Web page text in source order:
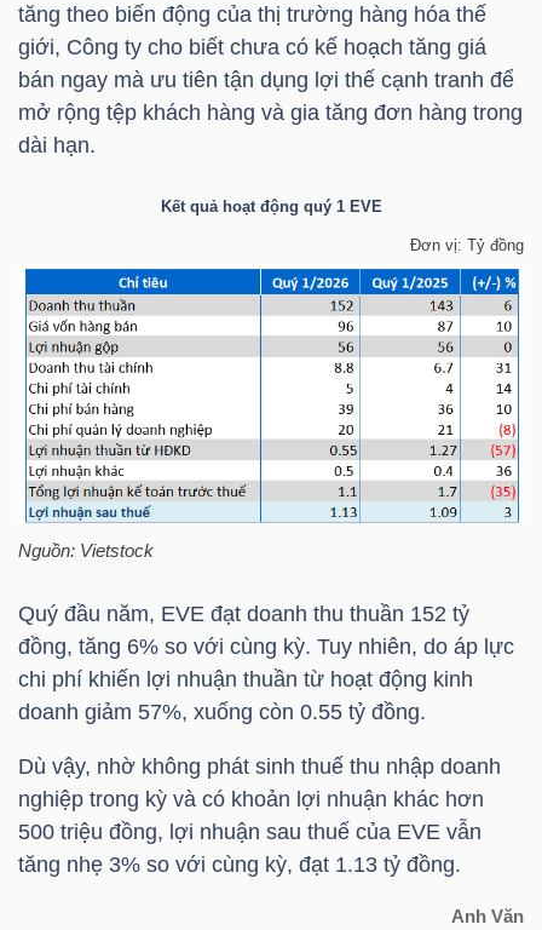
tăng theo biến động của thị trường hàng hóa thế
giới, Công ty cho biết chưa có kế hoạch tăng giá
bán ngay mà ưu tiên tận dụng lợi thế cạnh tranh để
mở rộng tệp khách hàng và gia tăng đơn hàng trong
dài hạn.
Kết quả hoạt động quý 1 EVE
Đơn vị: Tỷ đồng
Nguồn: Vietstock
Quý đầu năm, EVE đạt doanh thu thuần 152 tỷ
đồng, tăng 6% so với cùng kỳ. Tuy nhiên, do áp lực
chi phí khiến lợi nhuận thuần từ hoạt động kinh
doanh giảm 57%, xuống còn 0.55 tỷ đồng.
Dù vậy, nhờ không phát sinh thuế thu nhập doanh
nghiệp trong kỳ và có khoản lợi nhuận khác hơn
500 triệu đồng, lợi nhuận sau thuế của EVE vẫn
tăng nhẹ 3% so với cùng kỳ, đạt 1.13 tỷ đồng.
Anh Văn
MÔ
DOANH
NGHIỆP
CỔ
PHIẾU
PHÁI
SINH
TRÁI
PHIẾU